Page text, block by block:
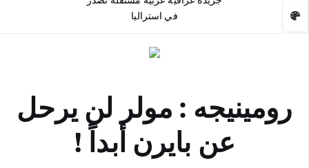
في استراليا
رومينيجه : مولر لن يرحل
عن بايرن أبداً !